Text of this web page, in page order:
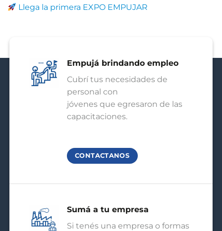
Llega la primera EXPO EMPUJAR
Empujá brindando empleo
Cubrí tus necesidades de
personal con
jóvenes que egresaron de las
capacitaciones.
CONTACTANOS
Sumá a tu empresa
Si tenés una empresa o formas